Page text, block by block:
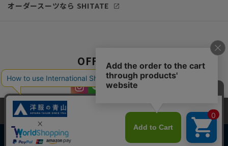
オーダースーツなら SHITATE
OFFICIAL SNS
当サイトでは、快適な閲覧体験とコンテンツ改善のためにCookieを使用
しています。閲覧を続けることで、Cookieの使用に同意したものとみな